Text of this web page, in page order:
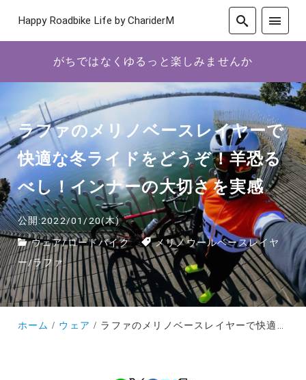
Happy Roadbike Life by ChariderM
がちではなくゆるっと楽しみませんか
ラファのメリノベースレイヤーで
快適な冬ライドをどうぞ！羊恐る
べし！インナーの大切さを実感
公開:2022/01/20(木)
ウェア/ロードバイク
メリノウールベースレイヤ
ー/ラファ
ホーム ウェア ラファのメリノベースレイヤーで快適な冬ライドをどうぞ！羊恐るべし！インナーの大切さを実感